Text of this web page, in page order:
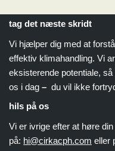
tag det næste skridt
Vi hjælper dig med at
effektiv klimahandling. Vi
eksisterende potentiale,
os i dag – du vil ikke
hils på os
Vi er ivrige efter at høre
på: hi@cirkacph.com eller